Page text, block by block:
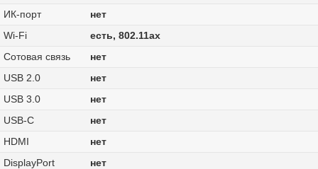
ИК-порт
нет
Wi-Fi
есть, 802.11ax
Сотовая связь
нет
USB 2.0
нет
USB 3.0
нет
USB-C
нет
HDMI
нет
DisplayPort
нет